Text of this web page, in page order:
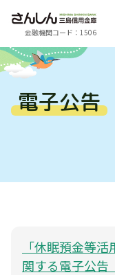
金融機関コード：1506
電子公告
「休眠預金等
関する電子公告